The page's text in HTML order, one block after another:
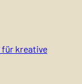
kreative